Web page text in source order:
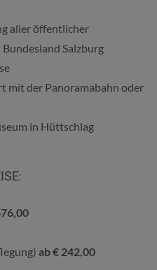
aller öffentlicher
Salzburg
mit der Panoramabahn oder
in Hüttschlag
:
ab € 242,00